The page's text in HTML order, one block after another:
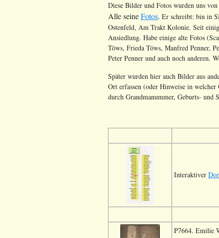
Diese Bilder und Fotos wurden uns
Alle seineFotos. Er schreibt: bin in
Ostenfeld, Am Trakt Kolonie. Seit
Ansiedlung. Habe einige alte Fotos
Töws, Frieda Töws, Manfred Penner,
Peter Penner und auch noch anderen.
Später wurden hier auch Bilder aus
Ort erfassen (oder Hinweise in
durch Grandmanummer, Geburts- und
Interaktiver
P7664. Emilie